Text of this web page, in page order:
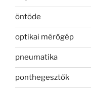
öntöde
optikai mérőgép
pneumatika
ponthegesztők